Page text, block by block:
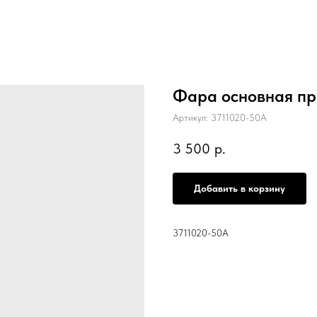
Фара основная
Артикул: 3711020-50A
3 500 р.
Добавить в корзину
3711020-50A